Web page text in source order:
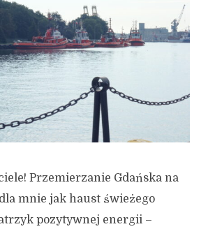
Przemierzanie Gdańska na
mnie jak haust świeżego
pozytywnej energii –